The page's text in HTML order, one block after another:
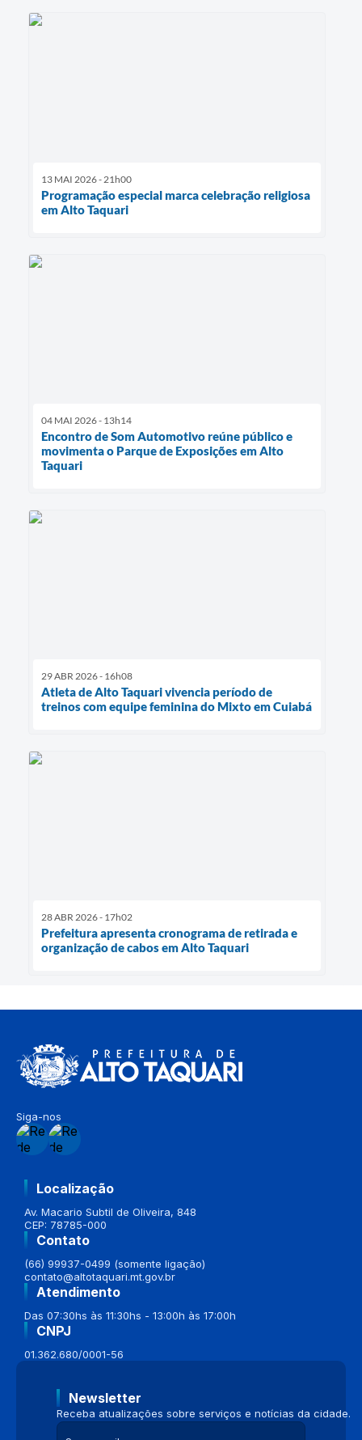
13 MAI 2026 - 21h00
Programação especial marca celebração religiosa
em Alto Taquari
04 MAI 2026 - 13h14
Encontro de Som Automotivo reúne público e
movimenta o Parque de Exposições em Alto
Taquari
29 ABR 2026 - 16h08
Atleta de Alto Taquari vivencia período de
treinos com equipe feminina do Mixto em Cuiabá
28 ABR 2026 - 17h02
Prefeitura apresenta cronograma de retirada e
organização de cabos em Alto Taquari
Siga-nos
Localização
Av. Macario Subtil de Oliveira, 848
CEP: 78785-000
Contato
(66) 99937-0499 (somente ligação)
contato@altotaquari.mt.gov.br
Atendimento
Das 07:30hs às 11:30hs - 13:00h às 17:00h
CNPJ
01.362.680/0001-56
Newsletter
Receba atualizações sobre serviços e notícias da cidade.